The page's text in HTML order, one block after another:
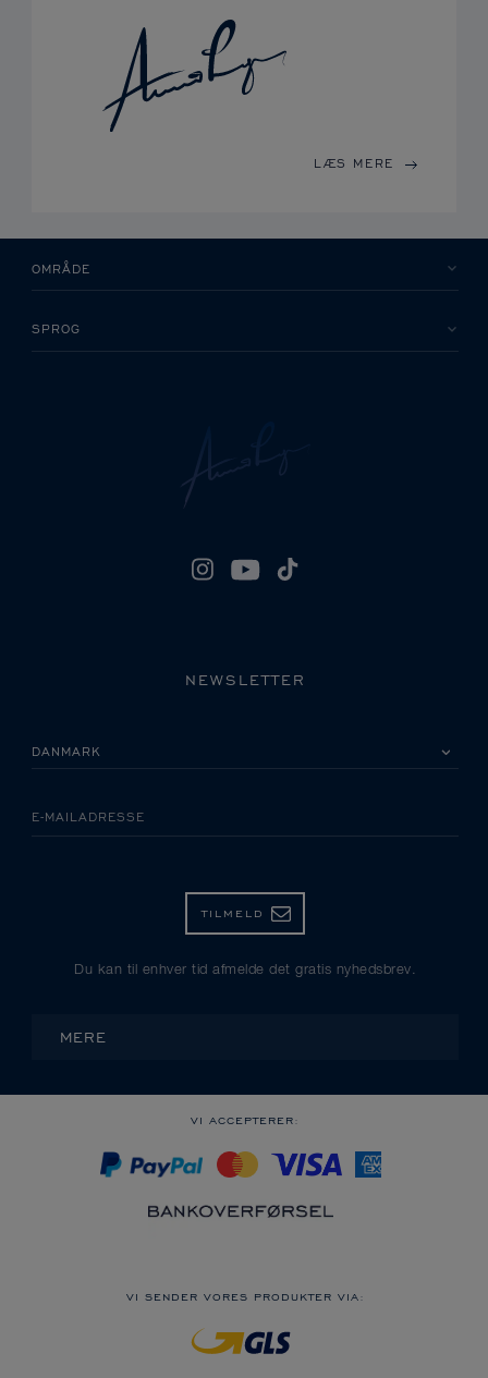
LÆS MERE
OMRÅDE
SPROG
NEWSLETTER
E-MAILADRESSE
TILMELD
Du kan til enhver tid afmelde det gratis nyhedsbrev.
MERE
VI ACCEPTERER:
VI SENDER VORES PRODUKTER VIA: